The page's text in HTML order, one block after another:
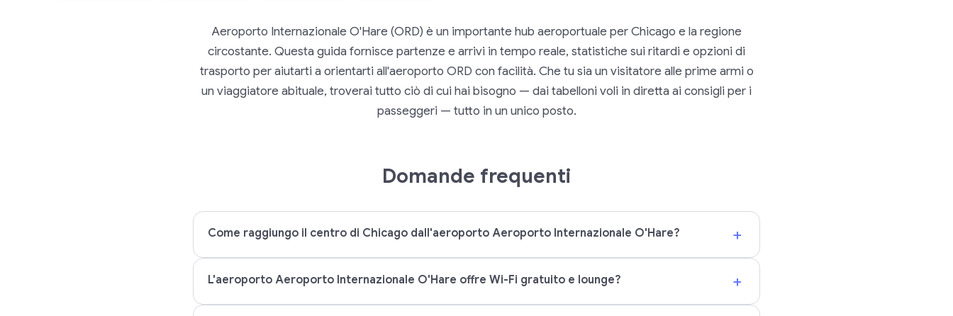
Aeroporto Internazionale O'Hare (ORD) è un importante hub aeroportuale per Chicago e la regione
circostante. Questa guida fornisce partenze e arrivi in tempo reale, statistiche sui ritardi e opzioni di
trasporto per aiutarti a orientarti all'aeroporto ORD con facilità. Che tu sia un visitatore alle prime armi o
un viaggiatore abituale, troverai tutto ciò di cui hai bisogno — dai tabelloni voli in diretta ai consigli per i
passeggeri — tutto in un unico posto.
Domande frequenti
Come raggiungo il centro di Chicago dall'aeroporto Aeroporto Internazionale O'Hare? +
L'aeroporto Aeroporto Internazionale O'Hare offre Wi-Fi gratuito e lounge? +